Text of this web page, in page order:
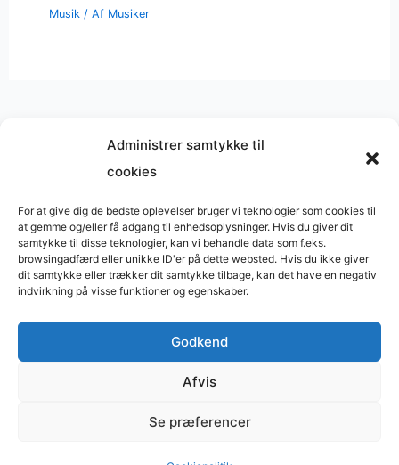
Administrer samtykke til
cookies
For at give dig de bedste oplevelser bruger vi teknologier som cookies til
at gemme og/eller få adgang til enhedsoplysninger. Hvis du giver dit
samtykke til disse teknologier, kan vi behandle data som f.eks.
browsingadfærd eller unikke ID'er på dette websted. Hvis du ikke giver
dit samtykke eller trækker dit samtykke tilbage, kan det have en negativ
indvirkning på visse funktioner og egenskaber.
Godkend
Afvis
Se præferencer
Musik / Af Musiker
Musik på
Copyright © 2026 BasimWorld
Udviklet afWebbureau.dk
Bygget medWordPress
Restaurant
Restauranter
Tømrer